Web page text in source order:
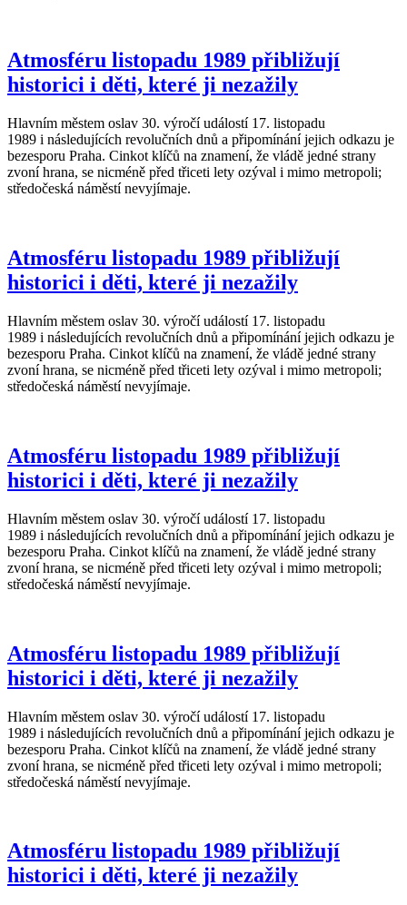
Atmosféru listopadu 1989 přibližují
historici i děti, které ji nezažily
Hlavním městem oslav 30. výročí událostí 17. listopadu
1989 i následujících revolučních dnů a připomínání jejich odkazu je
bezesporu Praha. Cinkot klíčů na znamení, že vládě jedné strany
zvoní hrana, se nicméně před třiceti lety ozýval i mimo metropoli;
středočeská náměstí nevyjímaje.
Atmosféru listopadu 1989 přibližují
historici i děti, které ji nezažily
Hlavním městem oslav 30. výročí událostí 17. listopadu
1989 i následujících revolučních dnů a připomínání jejich odkazu je
bezesporu Praha. Cinkot klíčů na znamení, že vládě jedné strany
zvoní hrana, se nicméně před třiceti lety ozýval i mimo metropoli;
středočeská náměstí nevyjímaje.
Atmosféru listopadu 1989 přibližují
historici i děti, které ji nezažily
Hlavním městem oslav 30. výročí událostí 17. listopadu
1989 i následujících revolučních dnů a připomínání jejich odkazu je
bezesporu Praha. Cinkot klíčů na znamení, že vládě jedné strany
zvoní hrana, se nicméně před třiceti lety ozýval i mimo metropoli;
středočeská náměstí nevyjímaje.
Atmosféru listopadu 1989 přibližují
historici i děti, které ji nezažily
Hlavním městem oslav 30. výročí událostí 17. listopadu
1989 i následujících revolučních dnů a připomínání jejich odkazu je
bezesporu Praha. Cinkot klíčů na znamení, že vládě jedné strany
zvoní hrana, se nicméně před třiceti lety ozýval i mimo metropoli;
středočeská náměstí nevyjímaje.
Atmosféru listopadu 1989 přibližují
historici i děti, které ji nezažily